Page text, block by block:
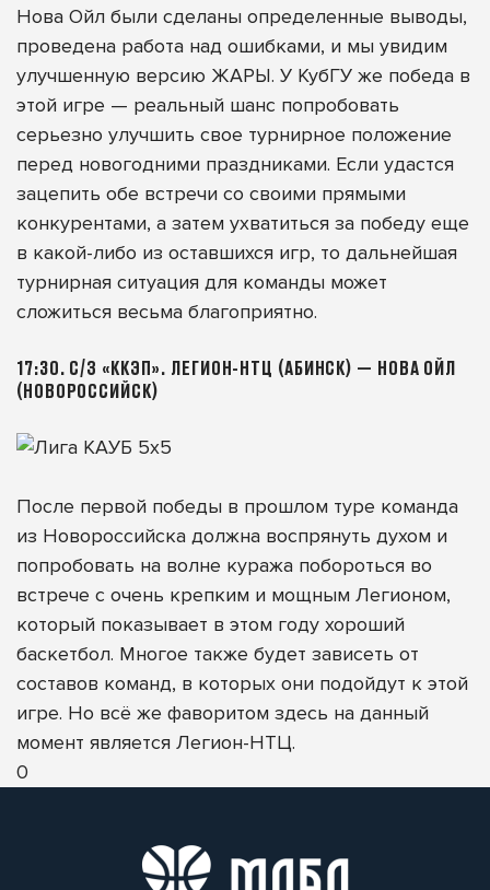
Нова Ойл были сделаны определенные выводы,
проведена работа над ошибками, и мы увидим
улучшенную версию ЖАРЫ. У КубГУ же победа в
этой игре — реальный шанс попробовать
серьезно улучшить свое турнирное положение
перед новогодними праздниками. Если удастся
зацепить обе встречи со своими прямыми
конкурентами, а затем ухватиться за победу еще
в какой-либо из оставшихся игр, то дальнейшая
турнирная ситуация для команды может
сложиться весьма благоприятно.
17:30. С/З «ККЭП». ЛЕГИОН-НТЦ (АБИНСК) — НОВА ОЙЛ
(НОВОРОССИЙСК)
После первой победы в прошлом туре команда
из Новороссийска должна воспрянуть духом и
попробовать на волне куража побороться во
встрече с очень крепким и мощным Легионом,
который показывает в этом году хороший
баскетбол. Многое также будет зависеть от
составов команд, в которых они подойдут к этой
игре. Но всё же фаворитом здесь на данный
момент является Легион-НТЦ.
0